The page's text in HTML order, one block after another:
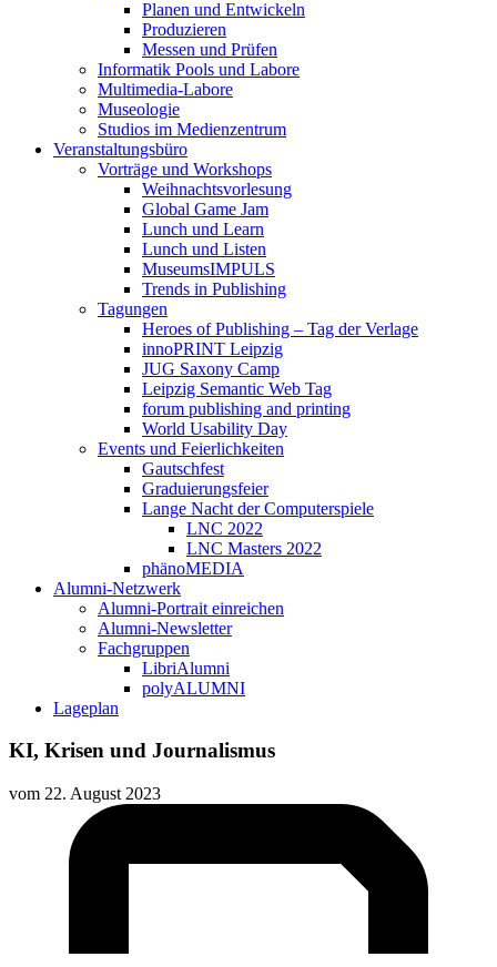
Planen und Entwickeln
Produzieren
Messen und Prüfen
Informatik Pools und Labore
Multimedia-Labore
Museologie
Studios im Medienzentrum
Veranstaltungsbüro
Vorträge und Workshops
Weihnachtsvorlesung
Global Game Jam
Lunch und Learn
Lunch und Listen
MuseumsIMPULS
Trends in Publishing
Tagungen
Heroes of Publishing – Tag der Verlage
innoPRINT Leipzig
JUG Saxony Camp
Leipzig Semantic Web Tag
forum publishing and printing
World Usability Day
Events und Feierlichkeiten
Gautschfest
Graduierungsfeier
Lange Nacht der Computerspiele
LNC 2022
LNC Masters 2022
phänoMEDIA
Alumni-Netzwerk
Alumni-Portrait einreichen
Alumni-Newsletter
Fachgruppen
LibriAlumni
polyALUMNI
Lageplan
KI, Krisen und Journalismus
vom 22. August 2023